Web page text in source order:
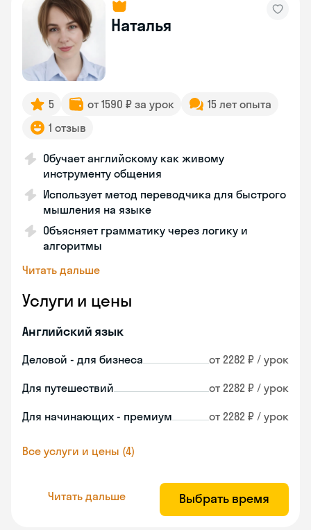
Наталья
5 от 1590 ₽ за урок
15 лет опыта
1 отзыв
Обучает английскому как живому
инструменту общения
Использует метод переводчика для быстрого
мышления на языке
Объясняет грамматику через логику и
алгоритмы
Читать дальше
Услуги и цены
Английский язык
Деловой - для бизнеса от 2282 ₽ / урок
Для путешествий от 2282 ₽ / урок
Для начинающих - премиум от 2282 ₽ / урок
Все услуги и цены (4)
Читать дальше Выбрать время